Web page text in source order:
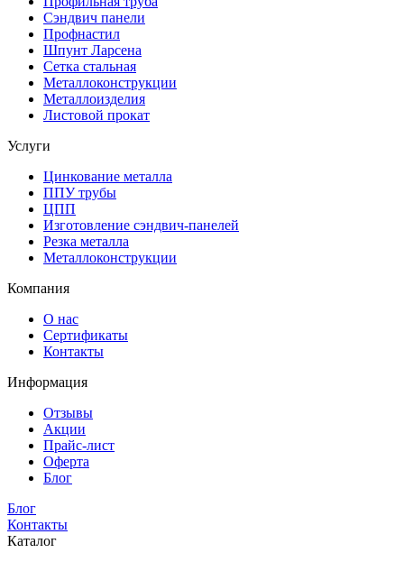
Сэндвич панели
Профнастил
Шпунт Ларсена
Сетка стальная
Металлоконструкции
Металлоизделия
Листовой прокат
Услуги
Цинкование металла
ППУ трубы
ЦПП
Изготовление сэндвич-панелей
Резка металла
Металлоконструкции
Компания
О нас
Сертификаты
Контакты
Информация
Отзывы
Акции
Прайс-лист
Оферта
Блог
Блог
Контакты
Каталог